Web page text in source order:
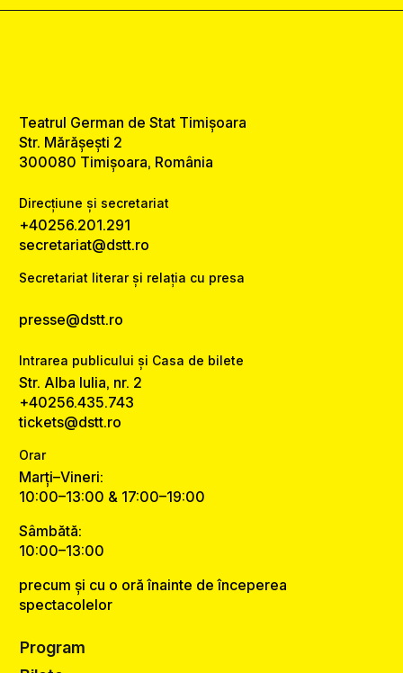
Teatrul German de Stat Timișoara
Str. Mărășești 2
300080 Timișoara, România
Direcțiune și secretariat
+40256.201.291
secretariat@dstt.ro
Secretariat literar și relația cu presa
presse@dstt.ro
Intrarea publicului și Casa de bilete
Str. Alba Iulia, nr. 2
+40256.435.743
tickets@dstt.ro
Orar
Marți–Vineri:
10:00–13:00 & 17:00–19:00
Sâmbătă:
10:00–13:00
precum și cu o oră înainte de începerea
spectacolelor
Program